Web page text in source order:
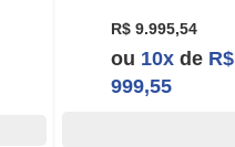
R$ 9.995,54
ou 10x de R$
999,55